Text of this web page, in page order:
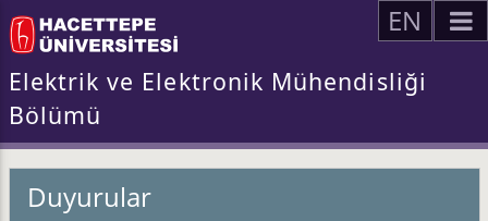
EN
Elektrik ve Elektronik Mühendisliği
Bölümü
Duyurular